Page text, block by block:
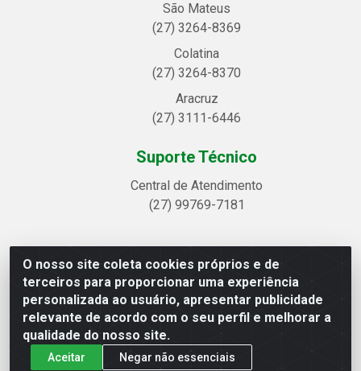
O nosso site coleta cookies próprios e de
terceiros para proporcionar uma experiência
personalizada ao usuário, apresentar publicidade
relevante de acordo com o seu perfil e melhorar a
qualidade do nosso site.
Aceitar Negar não essenciais
São Mateus
(27) 3264-8369
Colatina
(27) 3264-8370
Aracruz
(27) 3111-6446
Suporte Técnico
Central de Atendimento
(27) 99769-7181
Linhavix Distribuidora LTDA - Avenida Alegre, 2521 -
Quadra314 Lote 05 e 07 - Shell, Linhares/ES - CEP
29.901-605 - CNPJ 20.857.514/0001-75